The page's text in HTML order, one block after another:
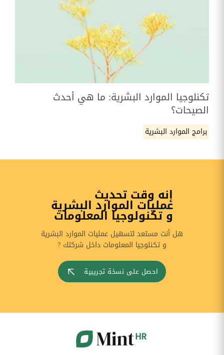
تكنلوجيا الموارد البشرية: ما هي أحدث
الصيحات؟
برامج الموارد البشرية
إنه وقت تحديث
عمليات الموارد البشرية
و تكنولوجيا المعلومات
هل أنت مستعد لتسهيل عمليات الموارد البشرية
و تكنلوجيا المعلومات داخل شركتك ?
احصل على نسخة تجريبية